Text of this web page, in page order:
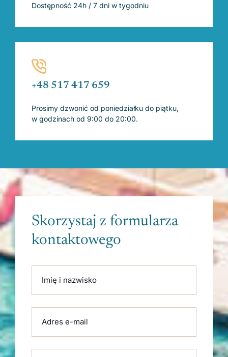
Dostępność 24h / 7 dni w tygodniu
+48 517 417 659
Prosimy dzwonić od poniedziałku do piątku,
w godzinach od 9:00 do 20:00.
Skorzystaj z formularza
kontaktowego
Imię i nazwisko
Adres e-mail